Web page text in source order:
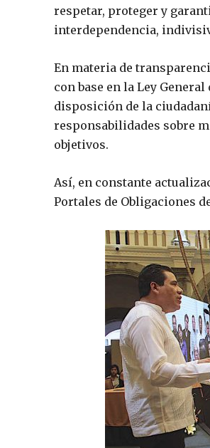
respetar, proteger y
interdependencia,
En materia de
con base en la Ley
disposición de la
responsabilidades sobre
objetivos.
Así, en constante
Portales de Obligaciones